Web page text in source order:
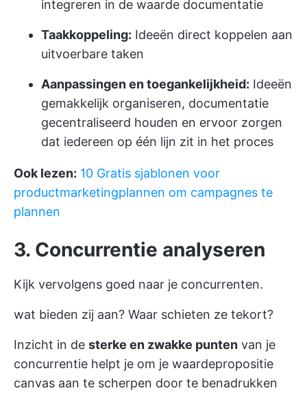
integreren in de waarde documentatie
Taakkoppeling: Ideeën direct koppelen aan
uitvoerbare taken
Aanpassingen en toegankelijkheid: Ideeën
gemakkelijk organiseren, documentatie
gecentraliseerd houden en ervoor zorgen
dat iedereen op één lijn zit in het proces
Ook lezen: 10 Gratis sjablonen voor
productmarketingplannen om campagnes te
plannen
3. Concurrentie analyseren
Kijk vervolgens goed naar je concurrenten.
wat bieden zij aan? Waar schieten ze tekort?
Inzicht in de sterke en zwakke punten van je
concurrentie helpt je om je waardepropositie
canvas aan te scherpen door te benadrukken